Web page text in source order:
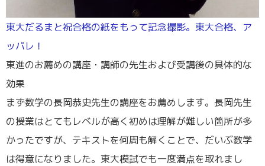
東大だるまと祝合格の紙をもって記念撮影。東大合格、ア
ッパレ！
東進のお薦めの講座・講師の先生および受講後の具体的な
効果
まず数学の長岡恭史先生の講座をお薦めします。長岡先生
の授業はとてもレベルが高く初めは理解が難しい箇所が多
かったですが、テキストを何周も解くことで、だいぶ数学
は得意になりました。東大模試でも一度満点を取れまし